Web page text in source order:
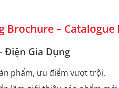
Brochure –
Điện Gia Dụng
phẩm, ưu điểm vượt trội.